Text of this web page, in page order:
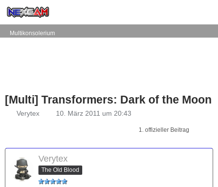
Multikonsolerium
[Multi] Transformers: Dark of the Moon
Verytex 10. März 2011 um 20:43
1. offizieller Beitrag
Verytex
The Old Blood